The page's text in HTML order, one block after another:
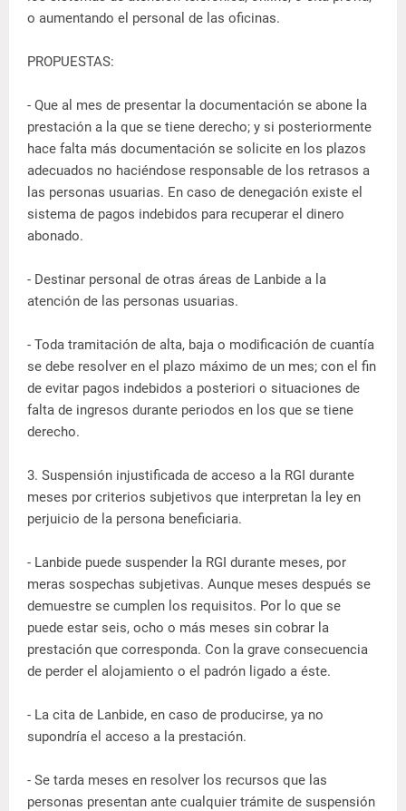
o aumentando el personal de las oficinas.
PROPUESTAS:
- Que al mes de presentar la documentación se abone la
prestación a la que se tiene derecho; y si posteriormente
hace falta más documentación se solicite en los plazos
adecuados no haciéndose responsable de los retrasos a
las personas usuarias. En caso de denegación existe el
sistema de pagos indebidos para recuperar el dinero
abonado.
- Destinar personal de otras áreas de Lanbide a la
atención de las personas usuarias.
- Toda tramitación de alta, baja o modificación de cuantía
se debe resolver en el plazo máximo de un mes; con el fin
de evitar pagos indebidos a posteriori o situaciones de
falta de ingresos durante periodos en los que se tiene
derecho.
3. Suspensión injustificada de acceso a la RGI durante
meses por criterios subjetivos que interpretan la ley en
perjuicio de la persona beneficiaria.
- Lanbide puede suspender la RGI durante meses, por
meras sospechas subjetivas. Aunque meses después se
demuestre se cumplen los requisitos. Por lo que se
puede estar seis, ocho o más meses sin cobrar la
prestación que corresponda. Con la grave consecuencia
de perder el alojamiento o el padrón ligado a éste.
- La cita de Lanbide, en caso de producirse, ya no
supondría el acceso a la prestación.
- Se tarda meses en resolver los recursos que las
personas presentan ante cualquier trámite de suspensión